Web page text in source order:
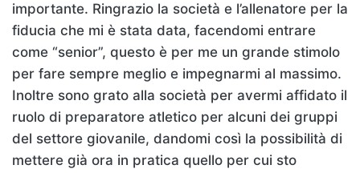
importante. Ringrazio la società e l’allenatore per la
fiducia che mi è stata data, facendomi entrare
come “senior”, questo è per me un grande stimolo
per fare sempre meglio e impegnarmi al massimo.
Inoltre sono grato alla società per avermi affidato il
ruolo di preparatore atletico per alcuni dei gruppi
del settore giovanile, dandomi così la possibilità di
mettere già ora in pratica quello per cui sto